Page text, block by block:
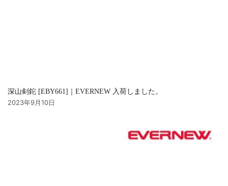
深山剣鉈 [EBY661]｜EVERNEW 入荷しました。
2023年9月10日